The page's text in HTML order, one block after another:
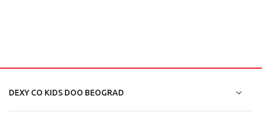
DEXY CO KIDS DOO BEOGRAD